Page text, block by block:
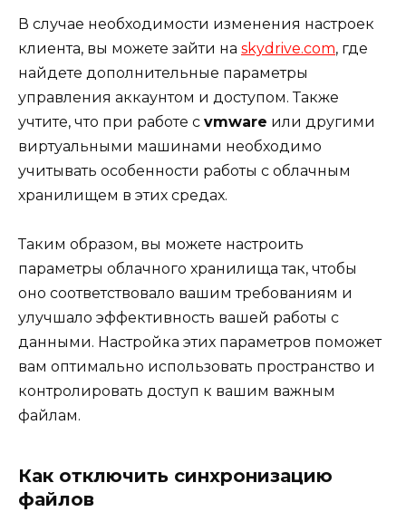
В случае необходимости изменения настроек
клиента, вы можете зайти на skydrive.com, где
найдете дополнительные параметры
управления аккаунтом и доступом. Также
учтите, что при работе с vmware или другими
виртуальными машинами необходимо
учитывать особенности работы с облачным
хранилищем в этих средах.
Таким образом, вы можете настроить
параметры облачного хранилища так, чтобы
оно соответствовало вашим требованиям и
улучшало эффективность вашей работы с
данными. Настройка этих параметров поможет
вам оптимально использовать пространство и
контролировать доступ к вашим важным
файлам.
Как отключить синхронизацию
файлов